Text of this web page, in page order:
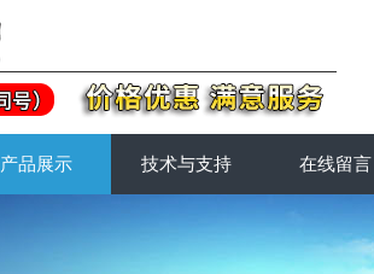
产品展示 技术与支持 在线留言